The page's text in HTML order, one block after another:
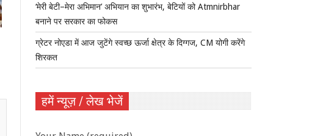
‘मेरी बेटी–मेरा अभिमान’ अभियान का शुभारंभ, बेटियों को Atmnirbhar
बनाने पर सरकार का फोकस
ग्रेटर नोएडा में आज जुटेंगे स्वच्छ ऊर्जा क्षेत्र के दिग्गज, CM योगी करेंगे
शिरकत
हमें न्यूज़ / लेख भेजें